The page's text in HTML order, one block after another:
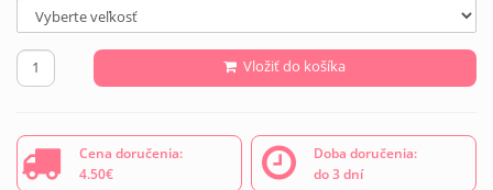
Vložiť do košíka
Cena doručenia:
4.50€
Doba doručenia:
do 3 dní